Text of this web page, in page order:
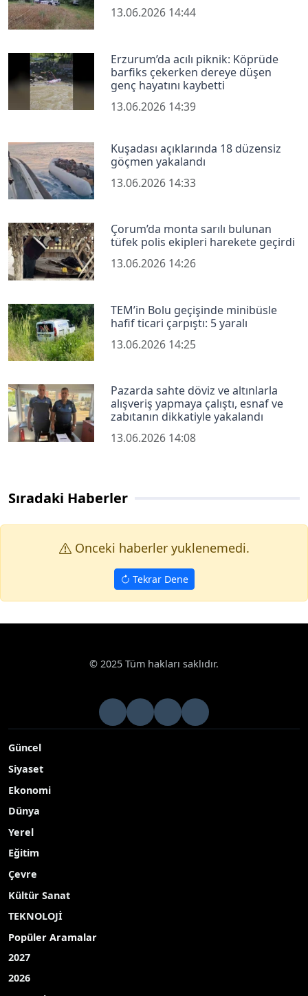
13.06.2026 14:44
Erzurum’da acılı piknik: Köprüde
barfiks çekerken dereye düşen
genç hayatını kaybetti
13.06.2026 14:39
Kuşadası açıklarında 18 düzensiz
göçmen yakalandı
13.06.2026 14:33
Çorum’da monta sarılı bulunan
tüfek polis ekipleri harekete geçirdi
13.06.2026 14:26
TEM’in Bolu geçişinde minibüsle
hafif ticari çarpıştı: 5 yaralı
13.06.2026 14:25
Pazarda sahte döviz ve altınlarla
alışveriş yapmaya çalıştı, esnaf ve
zabıtanın dikkatiyle yakalandı
13.06.2026 14:08
Sıradaki Haberler
Onceki haberler yuklenemedi.
Tekrar Dene
© 2025 Tüm hakları saklıdır.
Güncel
Siyaset
Ekonomi
Dünya
Yerel
Eğitim
Çevre
Kültür Sanat
TEKNOLOJİ
Popüler Aramalar
2027
2026